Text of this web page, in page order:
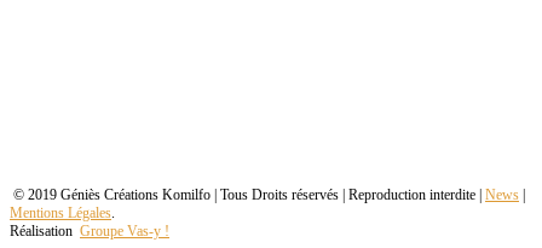
© 2019 Géniès Créations Komilfo | Tous Droits réservés | Reproduction interdite | News
Mentions Légales.
Réalisation Groupe Vas-y !